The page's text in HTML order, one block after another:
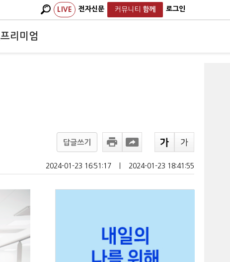
LIVE 전자신문 커뮤니티 함께 로그인
프리미엄
답글쓰기
2024-01-23 16:51:17 2024-01-23 18:41:55